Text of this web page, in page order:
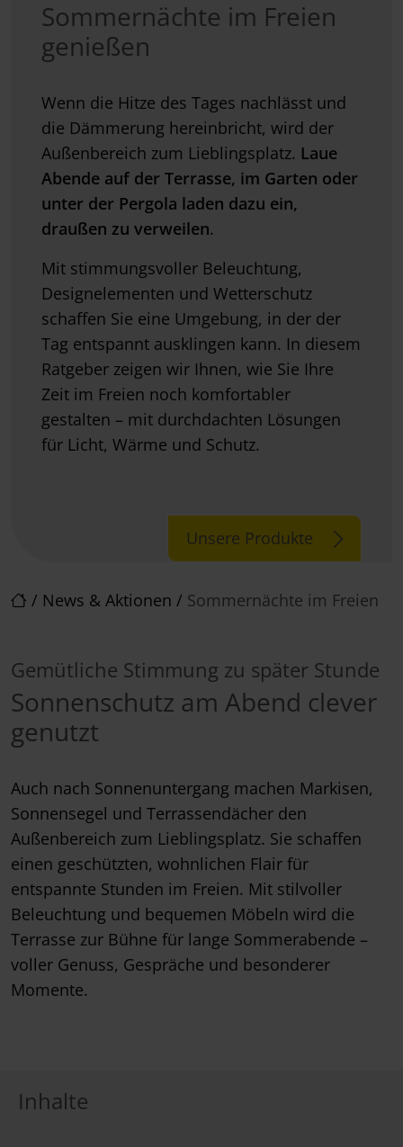
/ News & Aktionen / Sommernächte im Freien
Sommernächte im Freien
genießen
Wenn die Hitze des Tages nachlässt und
die Dämmerung hereinbricht, wird der
Außenbereich zum Lieblingsplatz. Laue
Abende auf der Terrasse, im Garten oder
unter der Pergola laden dazu ein,
draußen zu verweilen.
Mit stimmungsvoller Beleuchtung,
Designelementen und Wetterschutz
schaffen Sie eine Umgebung, in der der
Tag entspannt ausklingen kann. In diesem
Ratgeber zeigen wir Ihnen, wie Sie Ihre
Zeit im Freien noch komfortabler
gestalten – mit durchdachten Lösungen
für Licht, Wärme und Schutz.
Unsere Produkte
Gemütliche Stimmung zu später Stunde
Sonnenschutz am Abend clever
genutzt
Auch nach Sonnenuntergang machen Markisen,
Sonnensegel und Terrassendächer den
Außenbereich zum Lieblingsplatz. Sie schaffen
einen geschützten, wohnlichen Flair für
entspannte Stunden im Freien. Mit stilvoller
Beleuchtung und bequemen Möbeln wird die
Terrasse zur Bühne für lange Sommerabende –
voller Genuss, Gespräche und besonderer
Momente.
Inhalte